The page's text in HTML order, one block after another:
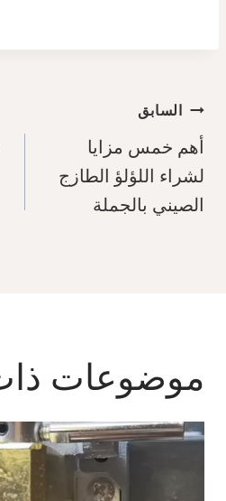
تصفّح
المقالات
السابق
أهم خمس مزايا
لشراء اللؤلؤ الطازج
الصيني بالجملة
موضوعات